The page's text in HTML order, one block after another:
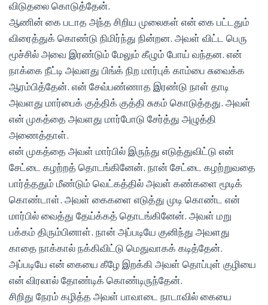
விடுதலை கொடுத்தேன்.
ஆணின் கை படாத அந்த சிறிய முலைகள் என் கை பட்டதும்
விரைத்துக் கொண்டு நிமிர்ந்து நின்றன. அவள் விட்ட பெரு
மூச்சில் அவை இரண்டும் மேலும் கீழும் போய் வந்தன. என்
நாக்கை நீட்டி அவளது பிங்க் நிற மார்புக் காம்பை சுவைக்க
ஆரம்பித்தேன். என் சேவ்பண்ணாத இரண்டு நாள் தாடி
அவளது மார்பைக் குத்திக் குத்தி சுகம் கொடுத்தது. அவள்
என் முகத்தை அவளது மார்போடு சேர்த்து அழுத்தி
அணைத்தாள்.
என் முகத்தை அவள் மார்பில் இருந்து எடுத்துவிட்டு என்
சேட்டை கழற்றத் தொடங்கினேன். நான் சேட்டை கழற்றுவதை
பார்த்ததும் மீண்டும் வெட்கத்தில் அவள் கண்களை மூடிக்
கொண்டாள். அவள் கைகளை எடுத்து முடி கொண்ட என்
மார்பில் வைத்து தேய்க்கத் தொடங்கினேன். அவள் மறு
பக்கம் திரும்பினாள். நான் அப்படியே குனிந்து அவளது
காதை நாக்கால் நக்கிவிட்டு மெதுவாகக் கடித்தேன்.
அப்படியே என் கையை கீழே இறக்கி அவள் தொப்புள் குழியை
என் விரலால் தோண்டிக் கொண்டிருந்தேன்.
சிறிது நேரம் கழித்த அவள் பாவாடை நாடாவில் கையை